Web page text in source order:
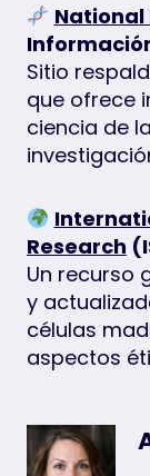
Sitio
que ofrece
ciencia de
Research
Un recurso
y
células
aspectos